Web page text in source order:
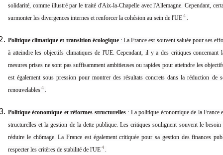
solidarité, comme illustré par le traité d'Aix-la-Chapelle avec l'Allemagne. Cependant,
surmonter les divergences internes et renforcer la cohésion au sein de l'UE4 .
Politique climatique et transition écologique: La France est souvent saluée pour ses
à atteindre les objectifs climatiques de l'UE. Cependant, il y a des critiques
mesures prises ne sont pas suffisamment ambitieuses ou rapides pour atteindre les
est également sous pression pour montrer des résultats concrets dans la réduction de
renouvelables4 .
Politique économique et réformes structurelles: La politique économique de la France
structurelles et la gestion de la dette publique. Les critiques soulignent souvent le
réduire le chômage. La France est également critiquée pour sa gestion des finances
respecter les critères de stabilité de l'UE4 .